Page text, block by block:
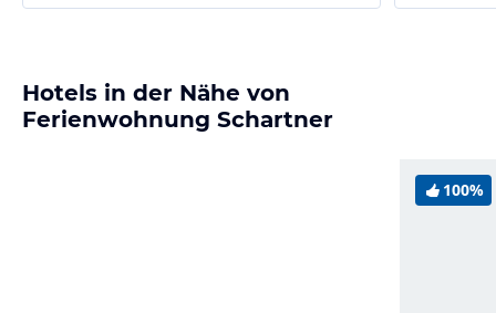
Hotels in der Nähe von
Ferienwohnung Schartner
100%